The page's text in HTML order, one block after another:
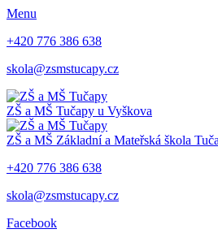
Menu
+420 776 386 638
skola@zsmstucapy.cz
ZŠ a MŠ Tučapy u Vyškova
ZŠ a MŠ Základní a Mateřská škola
+420 776 386 638
skola@zsmstucapy.cz
Facebook